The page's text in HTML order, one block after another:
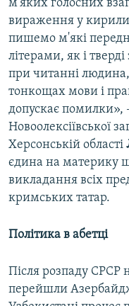
м'яких голосних
вираження у
пишемо м'які
літерами, як і
при читанні людина,
тонкощах мови і
допускає помилки»,
Новоолексіївської
Херсонській області
єдина на материку
викладання всіх
кримських татар.
Політика в абетці
Після розпаду СРСР
перейшли